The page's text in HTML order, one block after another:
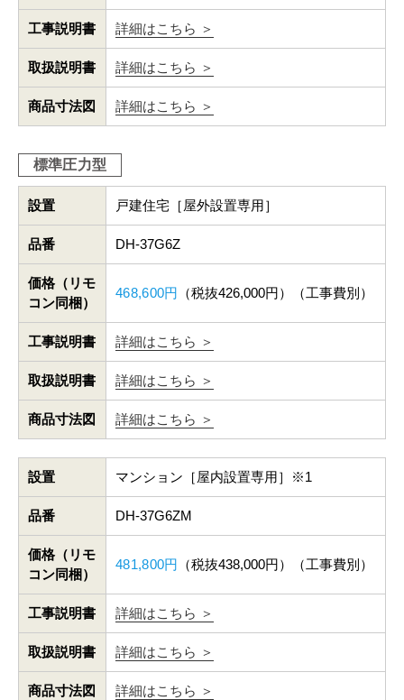
工事説明書 詳細はこちら ＞
取扱説明書 詳細はこちら ＞
商品寸法図 詳細はこちら ＞
標準圧力型
設置 戸建住宅［屋外設置専用］
品番 DH-37G6Z
価格（リモ
コン同梱）
468,600円 （税抜426,000円）（工事費別）
工事説明書 詳細はこちら ＞
取扱説明書 詳細はこちら ＞
商品寸法図 詳細はこちら ＞
設置 マンション［屋内設置専用］※1
品番 DH-37G6ZM
価格（リモ
コン同梱）
481,800円 （税抜438,000円）（工事費別）
工事説明書 詳細はこちら ＞
取扱説明書 詳細はこちら ＞
商品寸法図 詳細はこちら ＞